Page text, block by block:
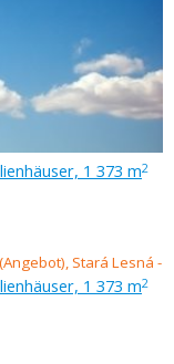
1 373 m2
1 373 m2